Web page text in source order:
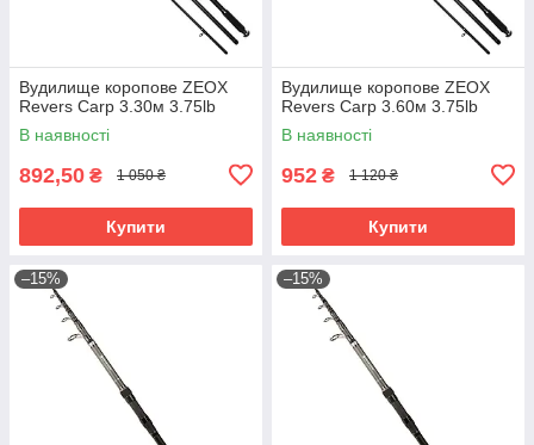
Вудилище коропове ZEOX
Revers Carp 3.30м 3.75lb
В наявності
892,50 ₴ 1 050 ₴
Купити
Вудилище коропове ZEOX
Revers Carp 3.60м 3.75lb
В наявності
952 ₴ 1 120 ₴
Купити
–15% –15%